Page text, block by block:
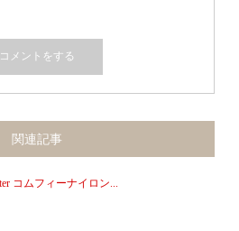
関連記事
コムフィーナイロン...